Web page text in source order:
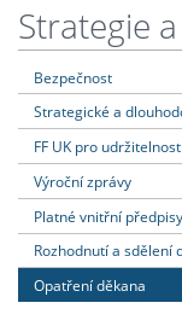
Strategie
Bezpečnost
Strategické a
FF UK pro udržitelnost
Výroční zprávy
Platné vnitřní předpisy
Rozhodnutí a sdělení
Opatření děkana